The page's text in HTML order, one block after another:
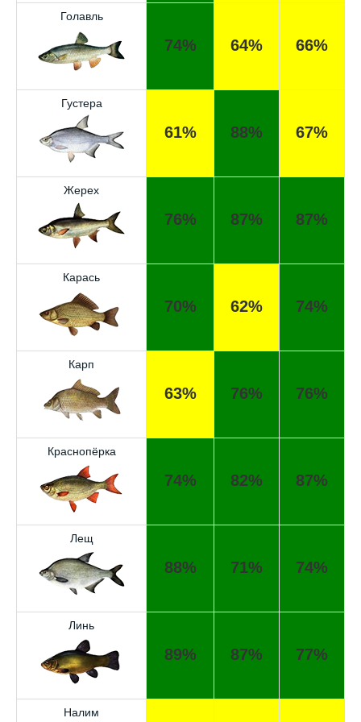
Голавль
74% 64% 66%
Густера
61% 88% 67%
Жерех
76% 87% 87%
Карась
70% 62% 74%
Карп
63% 76% 76%
Краснопёрка
74% 82% 87%
Лещ
88% 71% 74%
Линь
89% 87% 77%
Налим